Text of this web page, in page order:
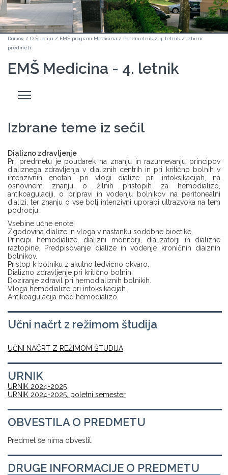
Domov / O Študiju / EMŠ program Medicina / Predmetnik / 4. letnik / Izbirni
predmeti
EMŠ Medicina - 4. letnik
Odpri
stranski
Izbrane teme iz sečil
Dializno zdravljenje
Pri predmetu je poudarek na znanju in razumevanju principov
dializnega zdravljenja v dializnih centrih in pri kritično bolnih v
intenzivnih enotah, pri vlogi dialize pri intoksikacijah, na
osnovnem znanju o žilnih pristopih za hemodializo,
antikoagulaciji, o pripravi in vodenju bolnikov na peritonealni
dializi, ter znanju o vse bolj intenzivni uporabi ultrazvoka na tem
področju.
Vsebine učne enote:
Zgodovina dialize in vloga v nastanku sodobne bioetike.
Principi hemodialize, dializni monitorji, dializatorji in dializne
raztopine. Predpisovanje dialize in vodenje kroničnih diaiznih
bolnikov.
Pristop k bolniku z akutno ledvično okvaro.
Dializno zdravljenje pri kritično bolnih.
Doziranje zdravil pri hemodializnih bolnikih.
Vloga hemodialize pri intoksikacijah.
Antikoagulacija med hemodializo.
Učni načrt z režimom študija
UČNI NAČRT Z REŽIMOM ŠTUDIJA
URNIK
URNIK 2024-2025
URNIK 2024-2025, poletni semester
OBVESTILA O PREDMETU
Predmet še nima obvestil.
DRUGE INFORMACIJE O PREDMETU